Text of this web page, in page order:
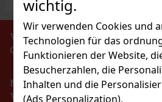
wichtig.
Wir verwenden Cookies und
Technologien für das
Funktionieren der Website,
Besucherzahlen, die
Inhalten und die
(Ads Personalization).
VERBOT DES VERKAUFS VON
GETRÄNKEN AN PERSONEN
Nach dem Gesetz über die
Verkäufen ist der Verkäufer